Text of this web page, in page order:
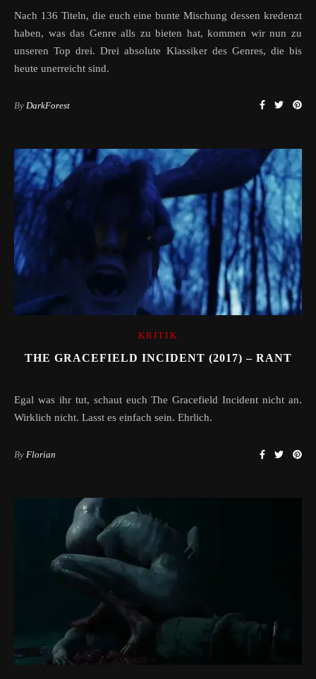
Nach 136 Titeln, die euch eine bunte Mischung dessen kredenzt
haben, was das Genre alls zu bieten hat, kommen wir nun zu
unseren Top drei. Drei absolute Klassiker des Genres, die bis
heute unerreicht sind.
By DarkForest
KRITIK
THE GRACEFIELD INCIDENT (2017) – RANT
Egal was ihr tut, schaut euch The Gracefield Incident nicht an.
Wirklich nicht. Lasst es einfach sein. Ehrlich.
By Florian